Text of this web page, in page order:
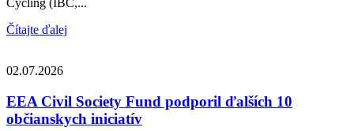
Cycling (IBC,...
Čítajte ďalej
02.07.2026
EEA Civil Society Fund podporil ďalších 10
občianskych iniciatív